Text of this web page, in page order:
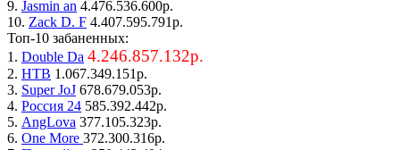
9. Jasmin an 4.476.536.600р.
10. Zack D. F 4.407.595.791р.
Топ-10 забаненных:
1. Double Da 4.246.857.132р.
2. НТВ 1.067.349.151р.
3. Super JoJ 678.679.053р.
4. Россия 24 585.392.442р.
5. AngLova 377.105.323р.
6. One More 372.300.316р.